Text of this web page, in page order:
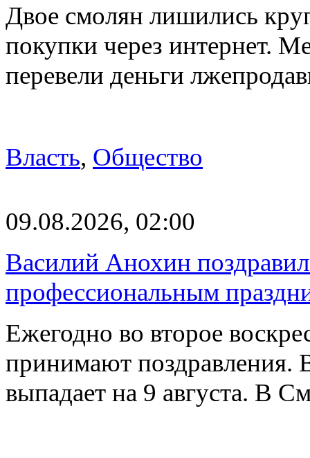
Двое смолян лишились
покупки через интернет.
перевели деньги
Власть, Общество
09.08.2026, 02:00
Василий Анохин
профессиональным
Ежегодно во второе
принимают поздравления.
выпадает на 9 августа. В